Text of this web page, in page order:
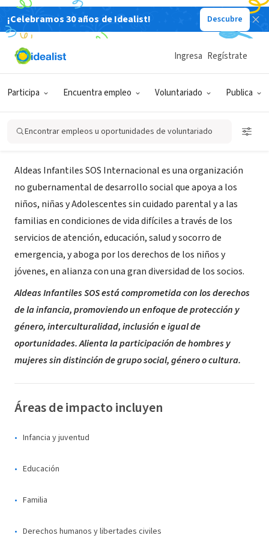
¡Celebramos 30 años de Idealist! Descubre
Participa Encuentra empleo Voluntariado Publica
Ingresa Regístrate
Encontrar empleos u oportunidades de voluntariado
ORGANIZACIÓN SIN FIN DE LUCRO
Aldeas Infantiles SOS Internacional
LAAM
undefined, Departamento de La Paz, Bolivia|www.sos-kd.org
Acerca de
Aldeas Infantiles SOS Internacional es una organización
no gubernamental de desarrollo social que apoya a los
niños, niñas y Adolescentes sin cuidado parental y a las
familias en condiciones de vida difíciles a través de los
servicios de atención, educación, salud y socorro de
emergencia, y aboga por los derechos de los niños y
jóvenes, en alianza con una gran diversidad de los socios.
Aldeas Infantiles SOS está comprometida con los derechos
de la infancia, promoviendo un enfoque de protección y
género, interculturalidad, inclusión e igual de
oportunidades. Alienta la participación de hombres y
mujeres sin distinción de grupo social, género o cultura.
Áreas de impacto incluyen
Infancia y juventud
Educación
Familia
Derechos humanos y libertades civiles